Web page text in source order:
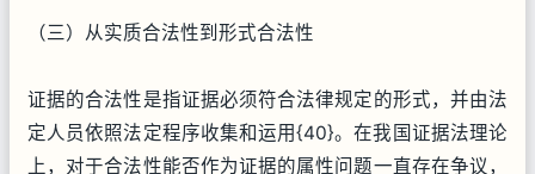
（三）从实质合法性到形式合法性
证据的合法性是指证据必须符合法律规定的形式，并由法
定人员依照法定程序收集和运用{40}。在我国证据法理论
上，对于合法性能否作为证据的属性问题一直存在争议，